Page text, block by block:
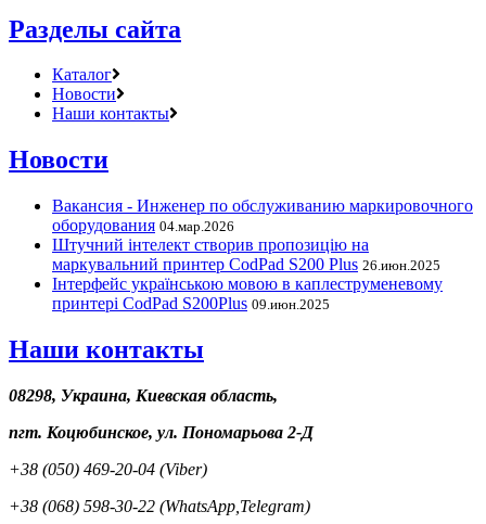
Разделы сайта
Каталог
Новости
Наши контакты
Новости
Вакансия - Инженер по обслуживанию маркировочного
оборудования 04.мар.2026
Штучний інтелект створив пропозицію на
маркувальний принтер CodPad S200 Plus 26.июн.2025
Інтерфейс українською мовою в каплеструменевому
принтері CodPad S200Plus 09.июн.2025
Наши контакты
08298, Украина, Киевская область,
пгт. Коцюбинское, ул. Пономарьова 2-Д
+38 (050) 469-20-04 (Viber)
+38 (068) 598-30-22 (WhatsApp,Telegram)